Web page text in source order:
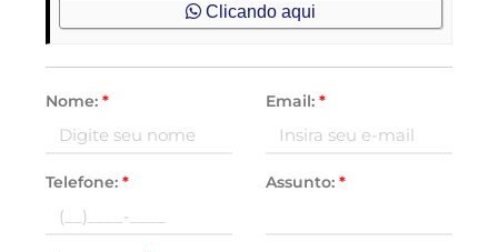
Clicando aqui
Nome:* Email: *
Telefone:* Assunto: *